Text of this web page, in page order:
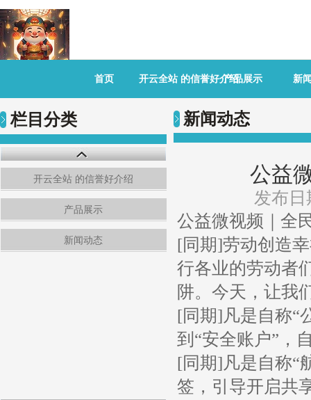
首页 开云全站 的信誉好介绍产品展示 新
栏目分类
开云全站 的信誉好介绍
产品展示
新闻动态
新闻动态
公益
发布
公益微视频｜全
[同期]劳动创造
行各业的劳动者
阱。今天，让我
[同期]凡是自称“
到“安全账户”，
[同期]凡是自称“
签，引导开启共